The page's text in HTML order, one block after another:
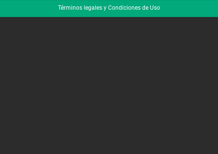
Términos legales y Condiciones de Uso